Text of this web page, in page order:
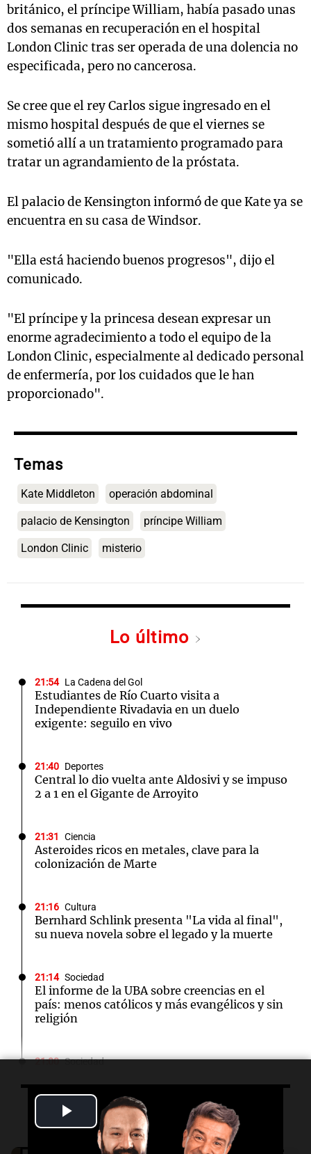
Play
Video
británico, el príncipe William, había pasado unas
dos semanas en recuperación en el hospital
London Clinic tras ser operada de una dolencia no
especificada, pero no cancerosa.
Se cree que el rey Carlos sigue ingresado en el
mismo hospital después de que el viernes se
sometió allí a un tratamiento programado para
tratar un agrandamiento de la próstata.
El palacio de Kensington informó de que Kate ya se
encuentra en su casa de Windsor.
"Ella está haciendo buenos progresos", dijo el
comunicado.
"El príncipe y la princesa desean expresar un
enorme agradecimiento a todo el equipo de la
London Clinic, especialmente al dedicado personal
de enfermería, por los cuidados que le han
proporcionado".
Temas
Kate Middleton operación abdominal
palacio de Kensington príncipe William
London Clinic misterio
Lo último
21:54 La Cadena del Gol
Estudiantes de Río Cuarto visita a
Independiente Rivadavia en un duelo
exigente: seguilo en vivo
21:40 Deportes
Central lo dio vuelta ante Aldosivi y se impuso
2 a 1 en el Gigante de Arroyito
21:31 Ciencia
Asteroides ricos en metales, clave para la
colonización de Marte
21:16 Cultura
Bernhard Schlink presenta "La vida al final",
su nueva novela sobre el legado y la muerte
21:14 Sociedad
El informe de la UBA sobre creencias en el
país: menos católicos y más evangélicos y sin
religión
21:00 Sociedad
ganadores de hoy viernes 7 de agosto.
20:52 Fiesta del Día del Niño 2026
La Granja de Zenón se suma a la gran Fiesta
Escuchá lo último
Gabriela Irrazábal: “Un 35,5% de